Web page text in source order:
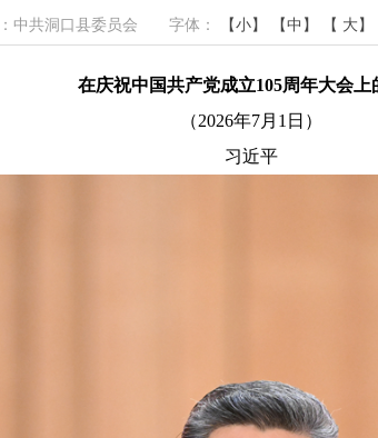
中共洞口县委员会 字体： 【小】 【中】 【 大】
在庆祝中国共产党成立105周年大会上
（2026年7月1日）
习近平